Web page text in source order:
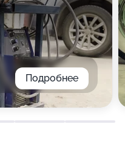
Подробнее